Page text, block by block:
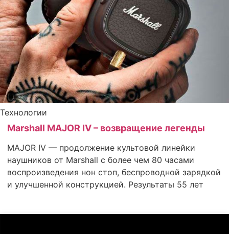
Технологии
Marshall MAJOR IV – возвращение легенды
MAJOR IV — продолжение культовой линейки
наушников от Marshall с более чем 80 часами
воспроизведения нон стоп, беспроводной зарядкой
и улучшенной конструкцией. Результаты 55 лет